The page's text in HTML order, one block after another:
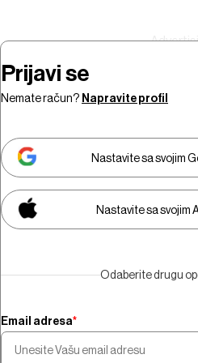
Morate biti
gledali
Prijavi se
Nemate račun? Napravite profil
Nastavite sa svojim
Nastavite sa svojim
Odaberite drugu
Email adresa*